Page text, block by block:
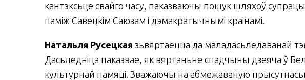
кантэксьце свайго часу, паказваючы пошук шляхоў
паміж Савецкім Саюзам і дэмакратычнымі краінамі.
Натальля Русецкая зьвяртаецца да маладасьледаванай
Дасьледніца паказвае, як вяртаньне спадчыны дзеяча ў
культурнай памяці. Зважаючы на абмежаваную